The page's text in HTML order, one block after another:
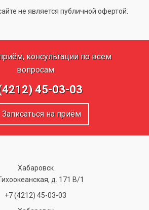
не является публичной офертой.
консультации по всем
вопросам
45-03-03
на приём
Хабаровск
д. 171 В/1
+7 (4212) 45-03-03